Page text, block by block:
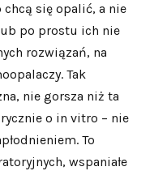
się opalić, a nie
po prostu ich nie
rozwiązań, na
Tak
nie gorsza niż ta
o in vitro – nie
To
wspaniałe